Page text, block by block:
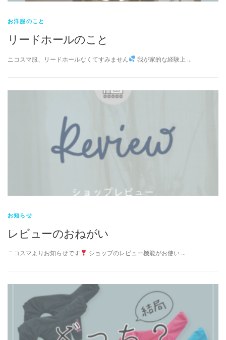
お洋服のこと
リードホールのこと
ニコスマ服、リードホールなくてすみません 我が家的な経験上 …
お知らせ
レビューのおねがい
ニコスマよりお知らせです ショップのレビュー機能がお使い …